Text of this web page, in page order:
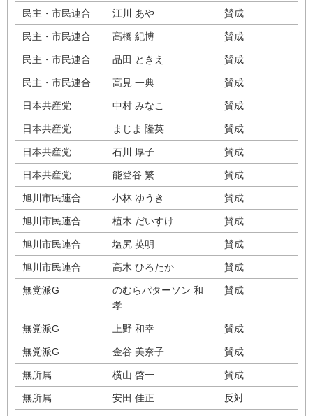
民主・市民連合 江川 あや 賛成
民主・市民連合 髙橋 紀博 賛成
民主・市民連合 品田 ときえ 賛成
民主・市民連合 高見 一典 賛成
日本共産党 中村 みなこ 賛成
日本共産党 まじま 隆英 賛成
日本共産党 石川 厚子 賛成
日本共産党 能登谷 繁 賛成
旭川市民連合 小林 ゆうき 賛成
旭川市民連合 植木 だいすけ 賛成
旭川市民連合 塩尻 英明 賛成
旭川市民連合 高木 ひろたか 賛成
無党派G
のむらパターソン 和
孝
賛成
無党派G 上野 和幸 賛成
無党派G 金谷 美奈子 賛成
無所属 横山 啓一 賛成
無所属 安田 佳正 反対